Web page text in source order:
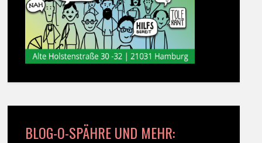
BLOG-O-SPÄHRE UND MEHR: